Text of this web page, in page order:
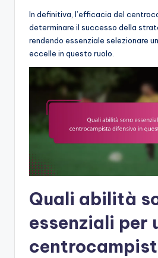
In definitiva, l’efficacia del
determinare il successo della
rendendo essenziale selezionare
eccelle in questo ruolo.
Quali abilità
essenziali per